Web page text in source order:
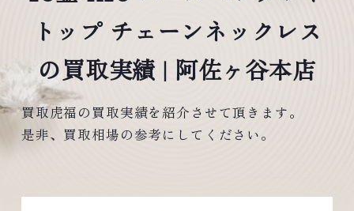
トップ チェーンネックレス
の買取実績 | 阿佐ヶ谷本店
買取虎福の買取実績を紹介させて頂きます。
是非、買取相場の参考にしてください。